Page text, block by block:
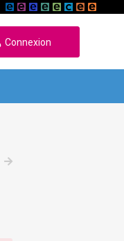
Connexion